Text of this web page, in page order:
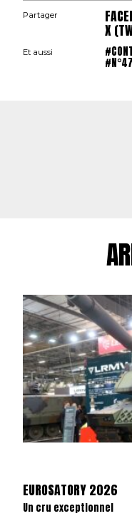
Partager
X
Et aussi
EUROSATORY 2026
Un cru exceptionnel